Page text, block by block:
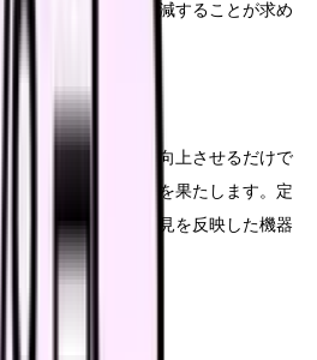
師の業務負担を軽減することが求め
入は、診療の質を向上させるだけで
持にも重要な役割を果たします。定
使用する医師の意見を反映した機器